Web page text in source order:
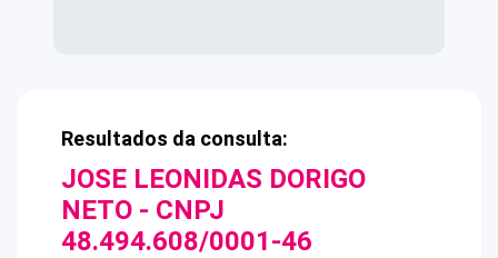
Resultados da consulta:
JOSE LEONIDAS DORIGO
NETO - CNPJ
48.494.608/0001-46